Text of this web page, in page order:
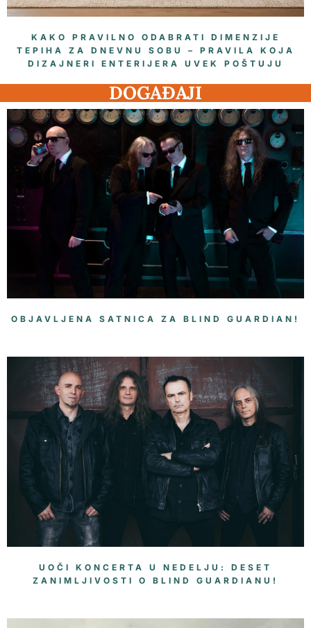
KAKO PRAVILNO ODABRATI DIMENZIJE
TEPIHA ZA DNEVNU SOBU – PRAVILA KOJA
DIZAJNERI ENTERIJERA UVEK POŠTUJU
DOGAĐAJI
OBJAVLJENA SATNICA ZA BLIND GUARDIAN!
UOČI KONCERTA U NEDELJU: DESET
ZANIMLJIVOSTI O BLIND GUARDIANU!